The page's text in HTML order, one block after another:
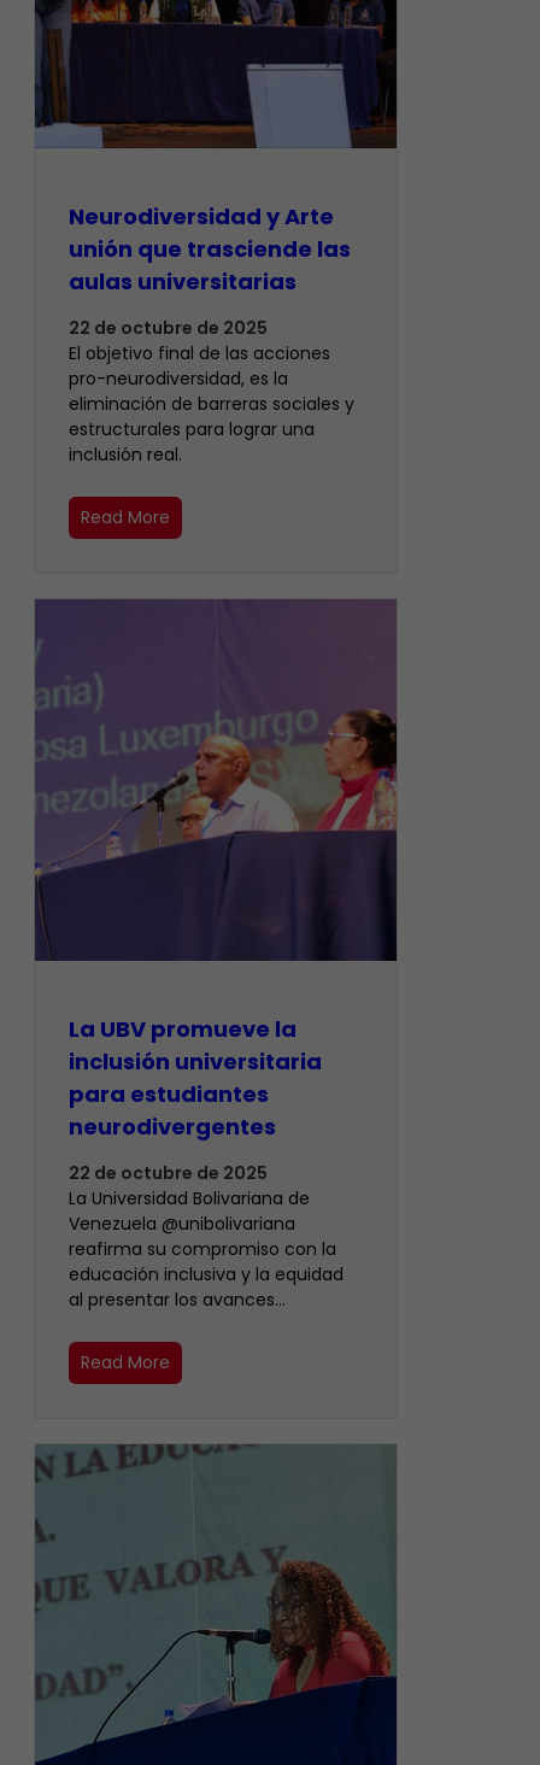
Neurodiversidad y Arte
unión que trasciende las
aulas universitarias
22 de octubre de 2025
El objetivo final de las acciones
pro-neurodiversidad, es la
eliminación de barreras sociales y
estructurales para lograr una
inclusión real.
Read More
La UBV promueve la
inclusión universitaria
para estudiantes
neurodivergentes
22 de octubre de 2025
​La Universidad Bolivariana de
Venezuela @unibolivariana
reafirma su compromiso con la
educación inclusiva y la equidad
al presentar los avances…
Read More